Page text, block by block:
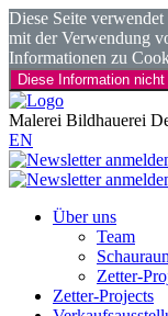
Diese Seite
mit der Verwendung
Informationen zu
Diese Information
Malerei Bildhauerei
EN
Über uns
Team
Zetter-
Zetter-Projects